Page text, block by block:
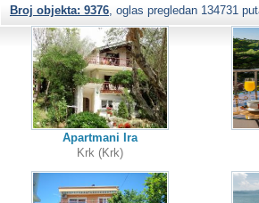
Broj objekta: 9376, oglas pregledan 134731
Apartmani Ira
Krk (Krk)